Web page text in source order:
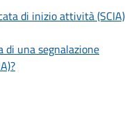
di inizio attività (SCIA)
una segnalazione